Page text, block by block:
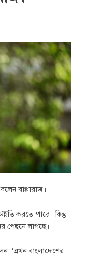
বাপ্পারাজ।
করতে পারে। কিন্তু
লাগছে।
‘এখন বাংলাদেশের